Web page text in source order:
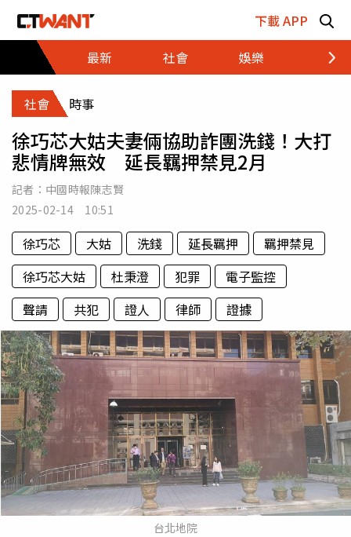
下載 APP
最新
社會 娛樂 財經
社會 時事
徐巧芯大姑夫妻倆協助詐團洗錢！大打
悲情牌無效 延長羈押禁見2月
記者： 中國時報陳志賢
2025-02-14 10:51
徐巧芯 大姑 洗錢 延長羈押
羈押禁見
徐巧芯大姑
杜秉澄 犯罪
電子監控
聲請
共犯 證人 律師 證據
台北地院